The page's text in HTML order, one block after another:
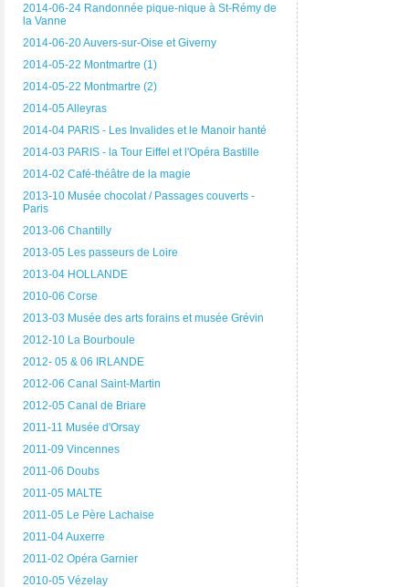
2014-06-24 Randonnée pique-nique à St-Rémy de
la Vanne
2014-06-20 Auvers-sur-Oise et Giverny
2014-05-22 Montmartre (1)
2014-05-22 Montmartre (2)
2014-05 Alleyras
2014-04 PARIS - Les Invalides et le Manoir hanté
2014-03 PARIS - la Tour Eiffel et l'Opéra Bastille
2014-02 Café-théâtre de la magie
2013-10 Musée chocolat / Passages couverts -
Paris
2013-06 Chantilly
2013-05 Les passeurs de Loire
2013-04 HOLLANDE
2010-06 Corse
2013-03 Musée des arts forains et musée Grévin
2012-10 La Bourboule
2012- 05 & 06 IRLANDE
2012-06 Canal Saint-Martin
2012-05 Canal de Briare
2011-11 Musée d'Orsay
2011-09 Vincennes
2011-06 Doubs
2011-05 MALTE
2011-05 Le Père Lachaise
2011-04 Auxerre
2011-02 Opéra Garnier
2010-05 Vézelay